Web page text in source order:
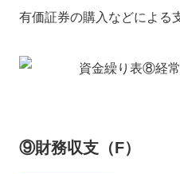
有価証券の購入などによる
⑨財務収支（F）